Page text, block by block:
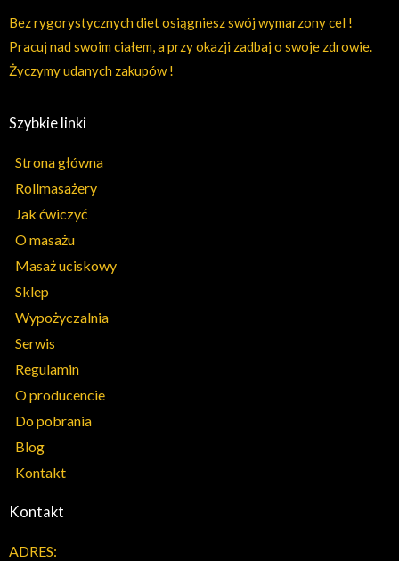
Bez rygorystycznych diet osiągniesz swój wymarzony cel !
Pracuj nad swoim ciałem, a przy okazji zadbaj o swoje zdrowie.
Życzymy udanych zakupów !
Szybkie linki
Strona główna
Rollmasażery
Jak ćwiczyć
O masażu
Masaż uciskowy
Sklep
Wypożyczalnia
Serwis
Regulamin
O producencie
Do pobrania
Blog
Kontakt
Kontakt
ADRES: